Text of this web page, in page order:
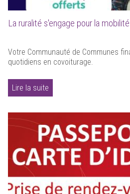
La ruralité s'engage pour la mobilité
Votre Communauté de Communes
quotidiens en covoiturage.
Lire la suite